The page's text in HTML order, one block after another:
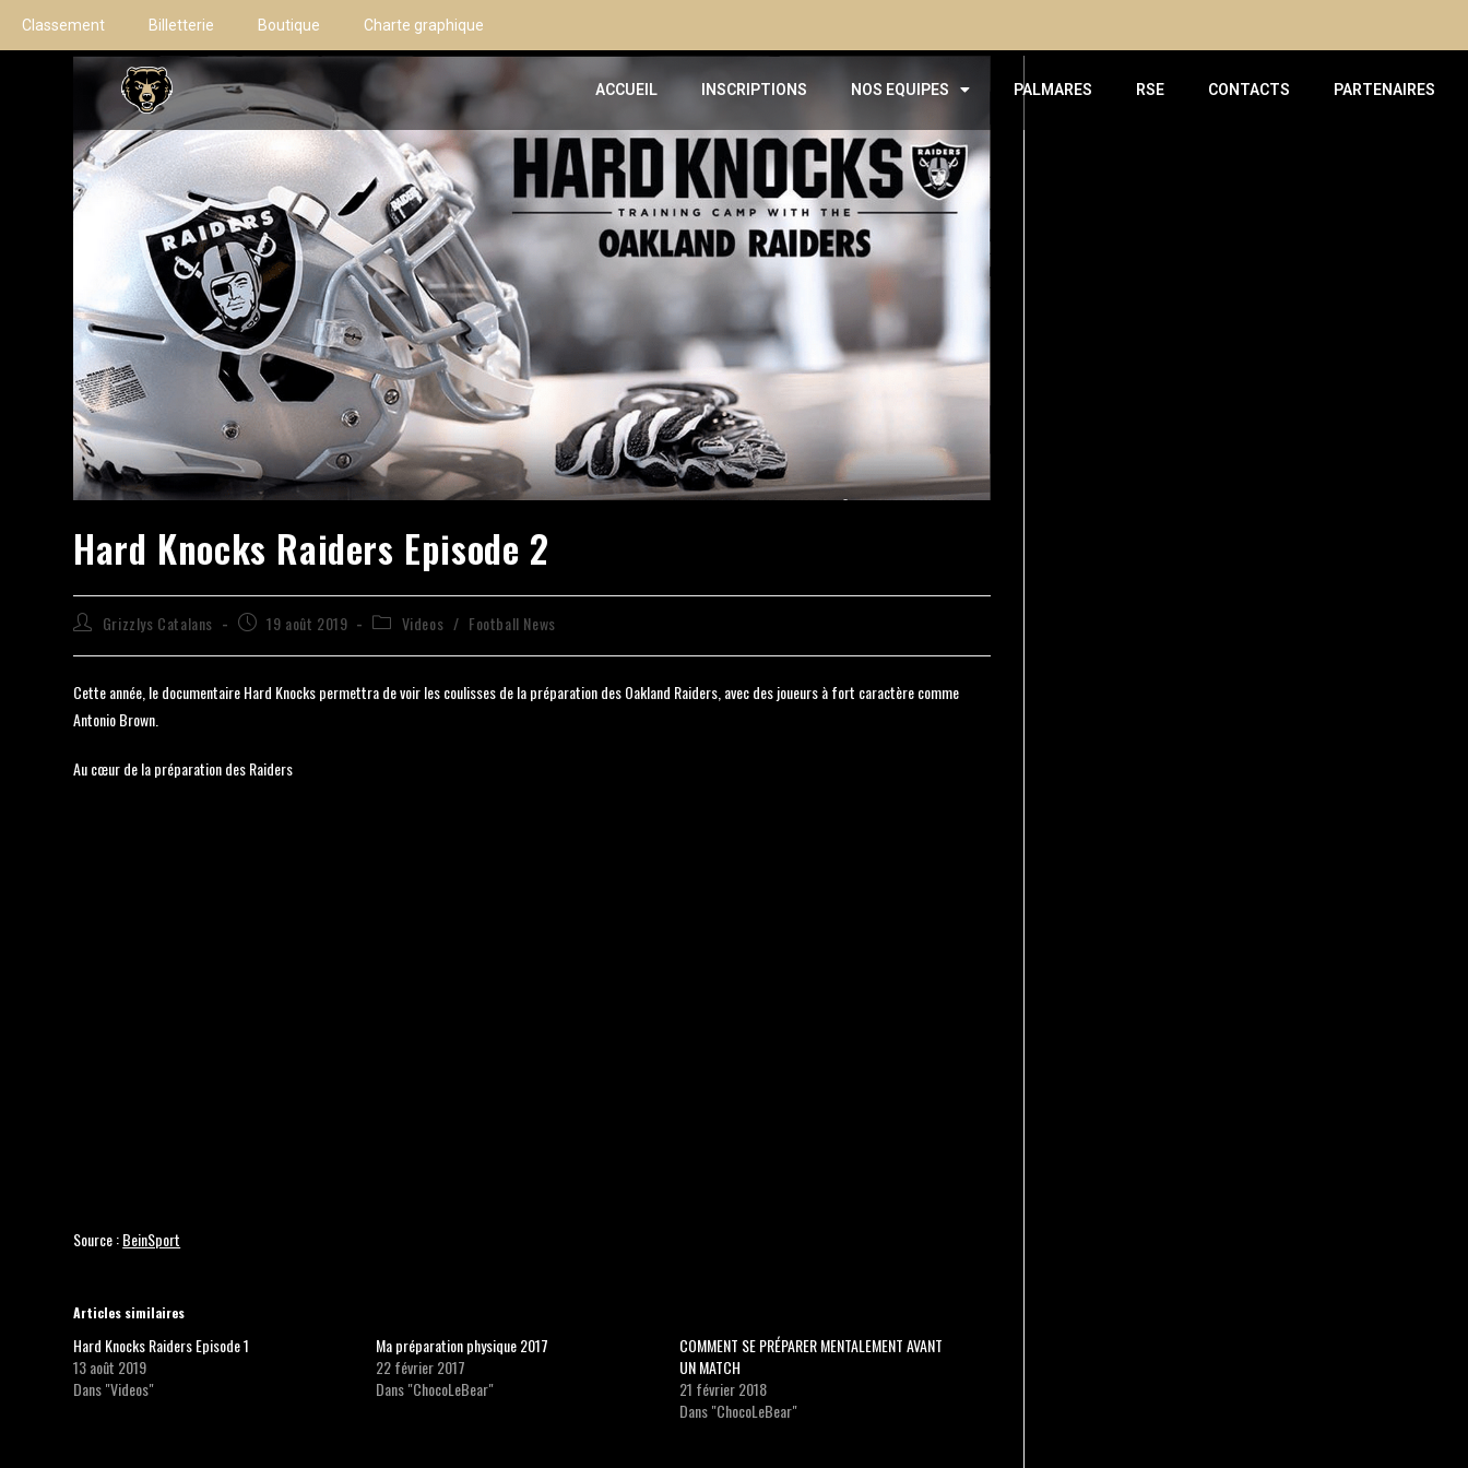
Classement Billetterie Boutique Charte graphique
ACCUEIL INSCRIPTIONS NOS EQUIPES PALMARES RSE CONTACTS PARTENAIRES
Hard Knocks Raiders Episode 2
Grizzlys Catalans 19 août 2019 Videos / Football News
Cette année, le documentaire Hard Knocks permettra de voir les coulisses de la préparation des Oakland Raiders, avec des joueurs à fort caractère comme
Antonio Brown.
Au cœur de la préparation des Raiders
Source :BeinSport
Articles similaires
Hard Knocks Raiders Episode 1
13 août 2019
Dans "Videos"
Ma préparation physique 2017
22 février 2017
Dans "ChocoLeBear"
COMMENT SE PRÉPARER MENTALEMENT AVANT
UN MATCH
21 février 2018
Dans "ChocoLeBear"